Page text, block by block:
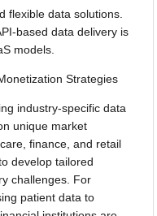
flexible data solutions.
based data delivery is
models.
Strategies
industry-specific data
unique market
finance, and retail
develop tailored
challenges. For
patient data to